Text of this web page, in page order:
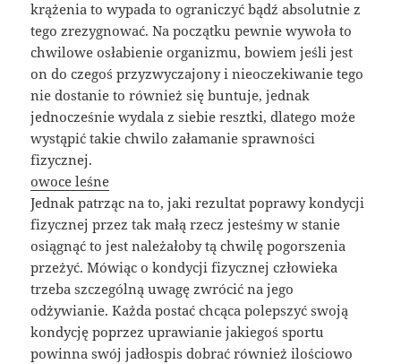
krążenia to wypada to ograniczyć bądź absolutnie z
tego zrezygnować. Na początku pewnie wywoła to
chwilowe osłabienie organizmu, bowiem jeśli jest
on do czegoś przyzwyczajony i nieoczekiwanie tego
nie dostanie to również się buntuje, jednak
jednocześnie wydala z siebie resztki, dlatego może
wystąpić takie chwilo załamanie sprawności
fizycznej.
owoce leśne
Jednak patrząc na to, jaki rezultat poprawy kondycji
fizycznej przez tak małą rzecz jesteśmy w stanie
osiągnąć to jest należałoby tą chwilę pogorszenia
przeżyć. Mówiąc o kondycji fizycznej człowieka
trzeba szczególną uwagę zwrócić na jego
odżywianie. Każda postać chcąca polepszyć swoją
kondycję poprzez uprawianie jakiegoś sportu
powinna swój jadłospis dobrać również ilościowo